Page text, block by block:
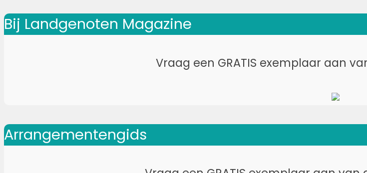
Bij Landgenoten Magazine
Vraag een GRATIS exemplaar aan
Arrangementengids